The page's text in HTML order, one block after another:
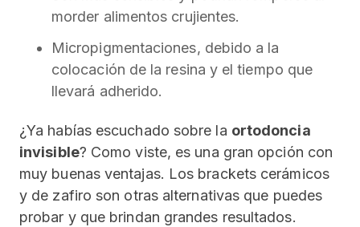
morder alimentos crujientes.
Micropigmentaciones, debido a la
colocación de la resina y el tiempo que
llevará adherido.
¿Ya habías escuchado sobre la ortodoncia
invisible? Como viste, es una gran opción con
muy buenas ventajas. Los brackets cerámicos
y de zafiro son otras alternativas que puedes
probar y que brindan grandes resultados.